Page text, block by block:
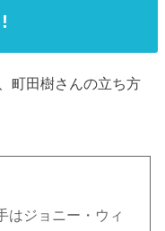
町田樹さんの立ち方
はジョニー・ウィ